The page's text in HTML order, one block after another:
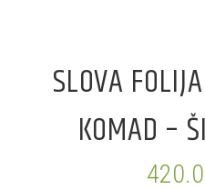
SLOVA
KOMAD –